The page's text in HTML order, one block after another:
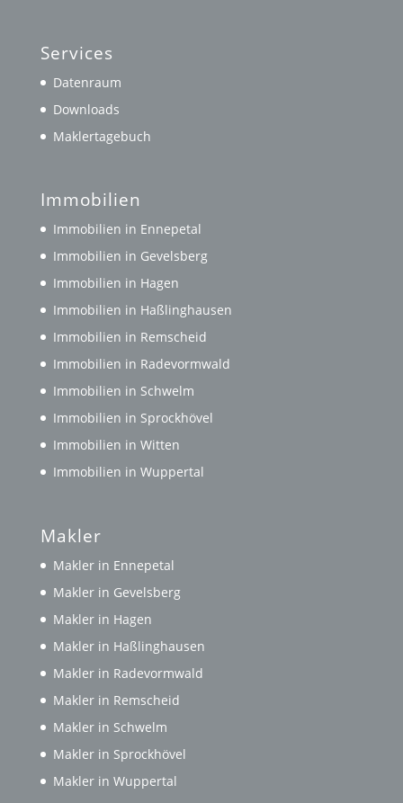
Services
Datenraum
Downloads
Maklertagebuch
Immobilien
Immobilien in Ennepetal
Immobilien in Gevelsberg
Immobilien in Hagen
Immobilien in Haßlinghausen
Immobilien in Remscheid
Immobilien in Radevormwald
Immobilien in Schwelm
Immobilien in Sprockhövel
Immobilien in Witten
Immobilien in Wuppertal
Makler
Makler in Ennepetal
Makler in Gevelsberg
Makler in Hagen
Makler in Haßlinghausen
Makler in Radevormwald
Makler in Remscheid
Makler in Schwelm
Makler in Sprockhövel
Makler in Wuppertal